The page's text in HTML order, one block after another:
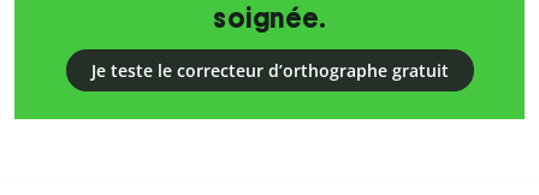
soignée.
Je teste le correcteur d’orthographe gratuit